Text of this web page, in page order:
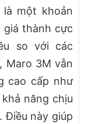
một khoản
giá thành cực
so với các
Maro 3M vẫn
cao cấp như
năng chịu
Điều này giúp